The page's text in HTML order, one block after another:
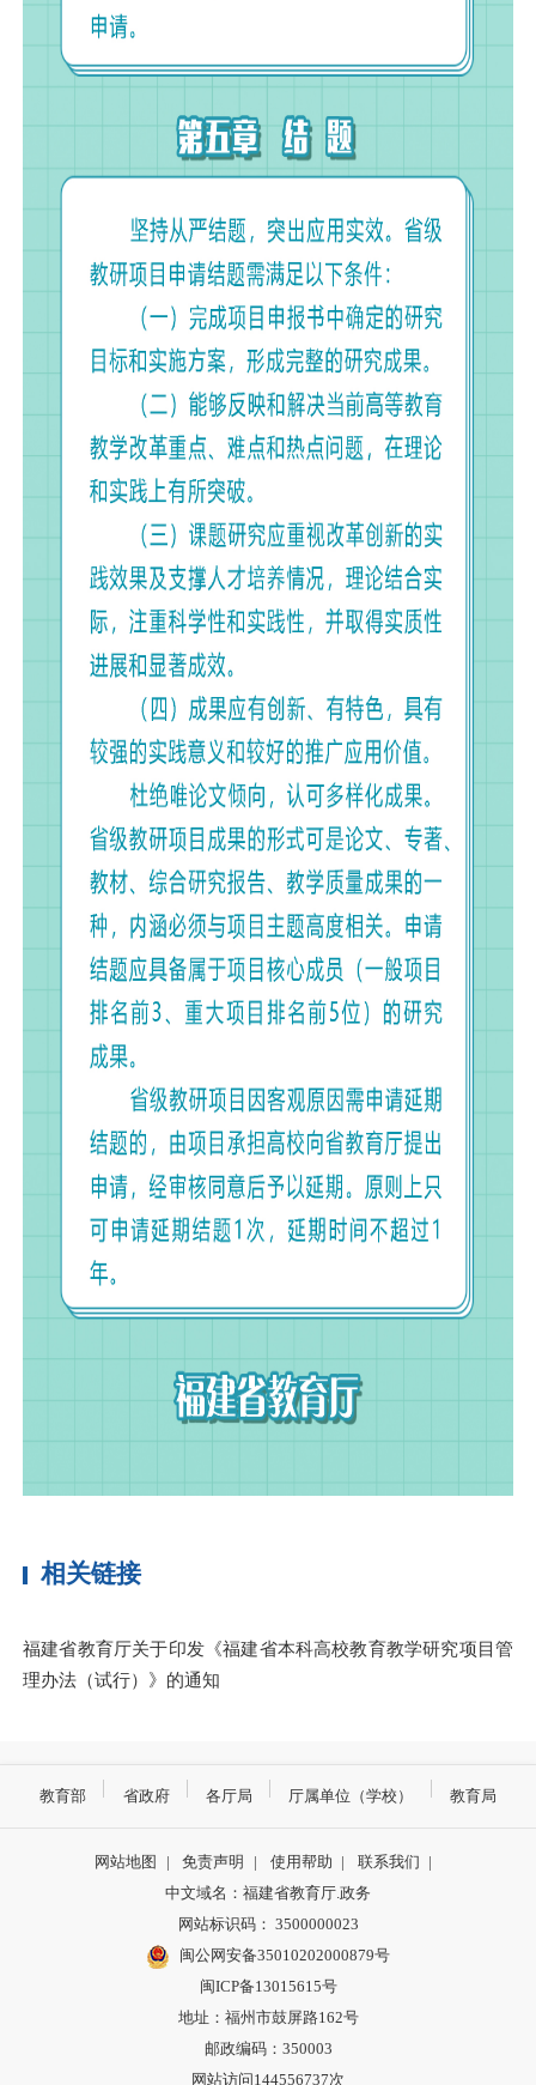
相关链接
福建省教育厅关于印发《福建省本科高校教育教学研究项目管
理办法（试行）》的通知
教育部 省政府 各厅局 厅属单位（学校） 教育局
网站地图 | 免责声明 | 使用帮助 | 联系我们 |
中文域名：福建省教育厅.政务
网站标识码： 3500000023
闽公网安备35010202000879号
闽ICP备13015615号
地址：福州市鼓屏路162号
邮政编码：350003
网站访问144556737次